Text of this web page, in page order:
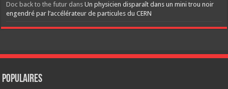
Doc back to the futur dansUn physicien disparaît dans un mini trou noir
engendré par l’accélérateur de particules du CERN
Populaires